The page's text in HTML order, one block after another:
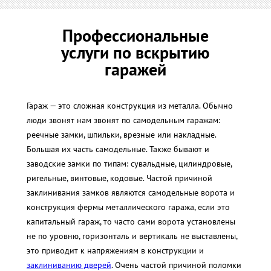
Профессиональные
услуги по вскрытию
гаражей
Гараж — это сложная конструкция из металла. Обычно
люди звонят нам звонят по самодельным гаражам:
реечные замки, шпильки, врезные или накладные.
Большая их часть самодельные. Также бывают и
заводские замки по типам: сувальдные, цилиндровые,
ригельные, винтовые, кодовые. Частой причиной
заклинивания замков являются самодельные ворота и
конструкция фермы металлического гаража, если это
капитальный гараж, то часто сами ворота установлены
не по уровню, горизонталь и вертикаль не выставлены,
это приводит к напряжениям в конструкции и
заклиниванию дверей. Очень частой причиной поломки